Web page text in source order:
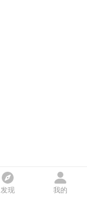
发现 我的